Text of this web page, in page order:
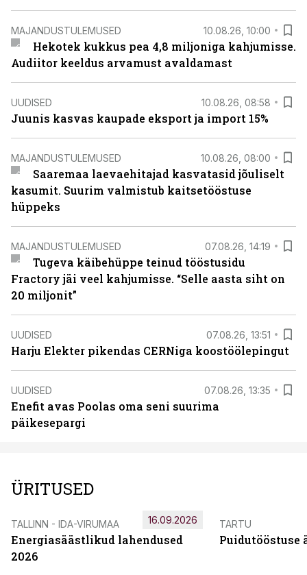
MAJANDUSTULEMUSED 10.08.26, 10:00
Hekotek kukkus pea 4,8 miljoniga kahjumisse.
Audiitor keeldus arvamust avaldamast
UUDISED 10.08.26, 08:58
Juunis kasvas kaupade eksport ja import 15%
MAJANDUSTULEMUSED 10.08.26, 08:00
Saaremaa laevaehitajad kasvatasid jõuliselt
kasumit. Suurim valmistub kaitsetööstuse
hüppeks
MAJANDUSTULEMUSED 07.08.26, 14:19
Tugeva käibehüppe teinud tööstusidu
Fractory jäi veel kahjumisse. “Selle aasta siht on
20 miljonit”
UUDISED 07.08.26, 13:51
Harju Elekter pikendas CERNiga koostöölepingut
UUDISED 07.08.26, 13:35
Enefit avas Poolas oma seni suurima
päikesepargi
ÜRITUSED
TALLINN - IDA-VIRUMAA
Energiasäästlikud lahendused
2026
16.09.2026 TARTU
Puidutööstuse